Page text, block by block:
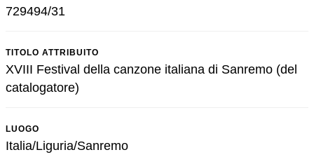
729494/31
TITOLO ATTRIBUITO
XVIII Festival della canzone italiana di Sanremo (del
catalogatore)
LUOGO
Italia/Liguria/Sanremo